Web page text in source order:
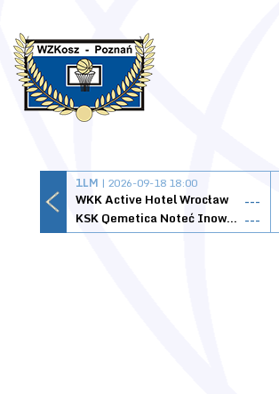
1LM | 2026-09-18 18:00
WKK Active Hotel Wrocław
---
KSK Qemetica Noteć Inowrocław ---